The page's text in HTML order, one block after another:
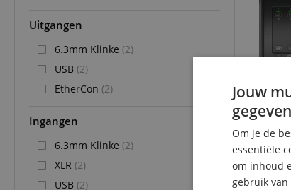
Uitgangen
6.3mm Klinke (2)
USB (2)
EtherCon (2)
Ingangen
6.3mm Klinke (2)
XLR (2)
USB (2)
Jouw
Om je de
essentiële
om inhoud
gebruik van